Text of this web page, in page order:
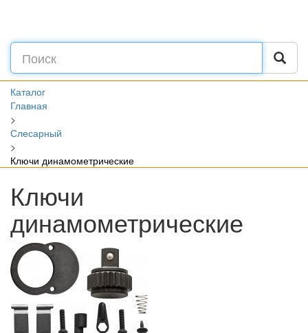
Каталог
Главная
>
Слесарный
>
Ключи динамометрические
Ключи
динамометрические